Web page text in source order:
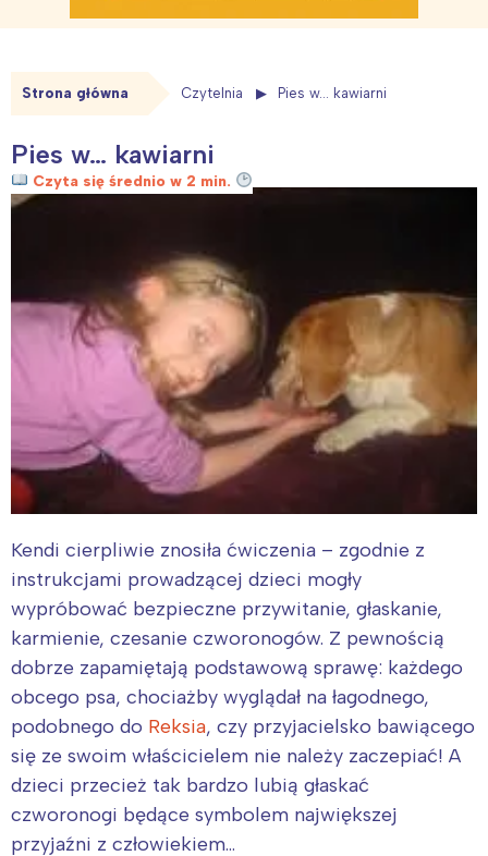
Strona główna Czytelnia Pies w… kawiarni
Pies w… kawiarni
Czyta się średnio w 2 min.
Kendi cierpliwie znosiła ćwiczenia – zgodnie z
instrukcjami prowadzącej dzieci mogły
wypróbować bezpieczne przywitanie, głaskanie,
karmienie, czesanie czworonogów. Z pewnością
dobrze zapamiętają podstawową sprawę: każdego
obcego psa, chociażby wyglądał na łagodnego,
podobnego do Reksia, czy przyjacielsko bawiącego
się ze swoim właścicielem nie należy zaczepiać! A
dzieci przecież tak bardzo lubią głaskać
czworonogi będące symbolem największej
przyjaźni z człowiekiem…